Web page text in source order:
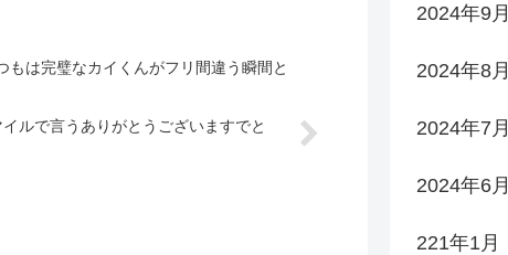
は完璧なカイくんがフリ間違う瞬間と
ルで言うありがとうございますでと
2024年9月
2024年8月
2024年7月
2024年6月
221年1月